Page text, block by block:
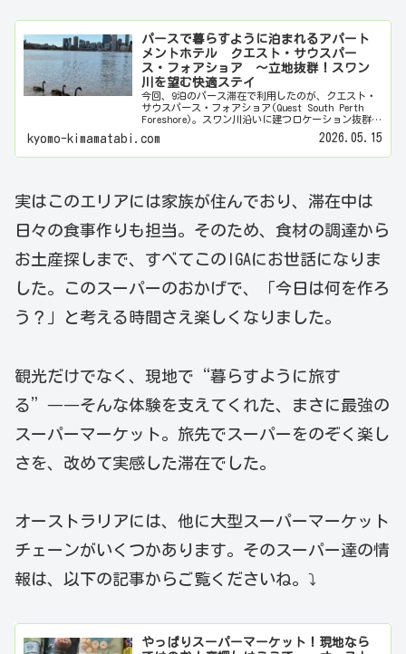
パースで暮らすように泊まれるアパート
メントホテル クエスト・サウスパー
ス・フォアショア ～立地抜群！スワン
川を望む快適ステイ
今回、9泊のパース滞在で利用したのが、クエスト・
サウスパース・フォアショア(Quest South Perth
Foreshore)。スワン川沿いに建つロケーション抜群の
ホテルで、対岸に広がるパース中心部の美しいスカイ
ラインを望める贅沢な立…
kyomo-kimamatabi.com 2026.05.15
実はこのエリアには家族が住んでおり、滞在中は
日々の食事作りも担当。そのため、食材の調達から
お土産探しまで、すべてこのIGAにお世話になりま
した。このスーパーのおかげで、「今日は何を作ろ
う？」と考える時間さえ楽しくなりました。
観光だけでなく、現地で“暮らすように旅す
る”――そんな体験を支えてくれた、まさに最強の
スーパーマーケット。旅先でスーパーをのぞく楽し
さを、改めて実感した滞在でした。
オーストラリアには、他に大型スーパーマーケット
チェーンがいくつかあります。そのスーパー達の情
報は、以下の記事からご覧くださいね。⤵
やっぱりスーパーマーケット！現地なら